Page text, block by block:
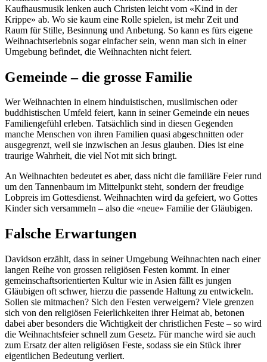
Kaufhausmusik lenken auch Christen leicht vom «Kind in der
Krippe» ab. Wo sie kaum eine Rolle spielen, ist mehr Zeit und
Raum für Stille, Besinnung und Anbetung. So kann es fürs eigene
Weihnachtserlebnis sogar einfacher sein, wenn man sich in einer
Umgebung befindet, die Weihnachten nicht feiert.
Gemeinde – die grosse Familie
Wer Weihnachten in einem hinduistischen, muslimischen oder
buddhistischen Umfeld feiert, kann in seiner Gemeinde ein neues
Familiengefühl erleben. Tatsächlich sind in diesen Gegenden
manche Menschen von ihren Familien quasi abgeschnitten oder
ausgegrenzt, weil sie inzwischen an Jesus glauben. Dies ist eine
traurige Wahrheit, die viel Not mit sich bringt.
An Weihnachten bedeutet es aber, dass nicht die familiäre Feier rund
um den Tannenbaum im Mittelpunkt steht, sondern der freudige
Lobpreis im Gottesdienst. Weihnachten wird da gefeiert, wo Gottes
Kinder sich versammeln – also die «neue» Familie der Gläubigen.
Falsche Erwartungen
Davidson erzählt, dass in seiner Umgebung Weihnachten nach einer
langen Reihe von grossen religiösen Festen kommt. In einer
gemeinschaftsorientierten Kultur wie in Asien fällt es jungen
Gläubigen oft schwer, hierzu die passende Haltung zu entwickeln.
Sollen sie mitmachen? Sich den Festen verweigern? Viele grenzen
sich von den religiösen Feierlichkeiten ihrer Heimat ab, betonen
dabei aber besonders die Wichtigkeit der christlichen Feste – so wird
die Weihnachtsfeier schnell zum Gesetz. Für manche wird sie auch
zum Ersatz der alten religiösen Feste, sodass sie ein Stück ihrer
eigentlichen Bedeutung verliert.